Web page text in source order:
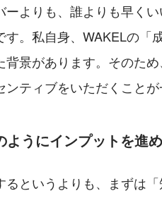
よりも、誰よりも早く
。私自身、WAKELの「
景があります。そのた
ティブをいただくことが
うにインプットを進
というよりも、まずは